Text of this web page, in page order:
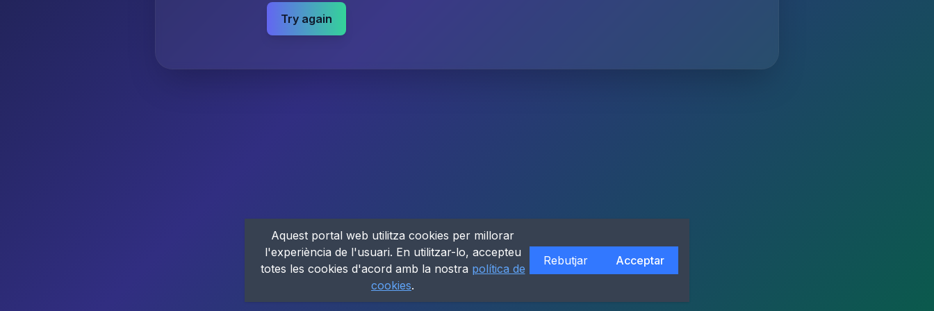
Try again
Aquest portal web utilitza cookies per millorar
l'experiència de l'usuari. En utilitzar-lo, accepteu
totes les cookies d'acord amb la nostra política de
cookies.
Rebutjar Acceptar